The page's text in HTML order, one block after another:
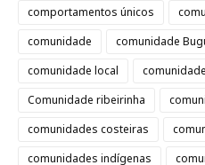
comportamentos únicos
comunidade
comunidade
comunidade local
Comunidade ribeirinha
comunidades costeiras
comunidades indígenas